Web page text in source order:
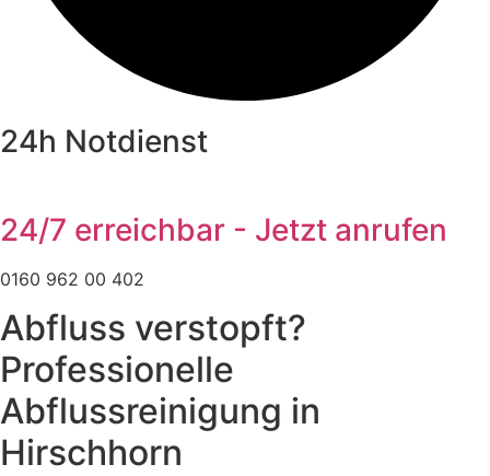
24h Notdienst
24/7 erreichbar - Jetzt anrufen
0160 962 00 402
Abfluss verstopft?
Professionelle
Abflussreinigung in
Hirschhorn